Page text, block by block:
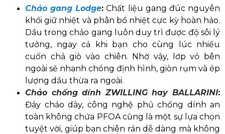
Chảo gang Lodge: Chất liệu gang đúc nguyên
khối giữ nhiệt và phân bổ nhiệt cực kỳ hoàn hảo.
Dầu trong chảo gang luôn duy trì được độ sôi lý
tưởng, ngay cả khi bạn cho cùng lúc nhiều
cuốn chả giò vào chiên. Nhờ vậy, lớp vỏ bên
ngoài sẽ nhanh chóng định hình, giòn rụm và ép
lượng dầu thừa ra ngoài.
Chảo chống dính ZWILLING hay BALLARINI:
Đáy chảo dày, công nghệ phủ chống dính an
toàn không chứa PFOA cũng là một sự lựa chọn
tuyệt vời, giúp bạn chiên rán dễ dàng mà không